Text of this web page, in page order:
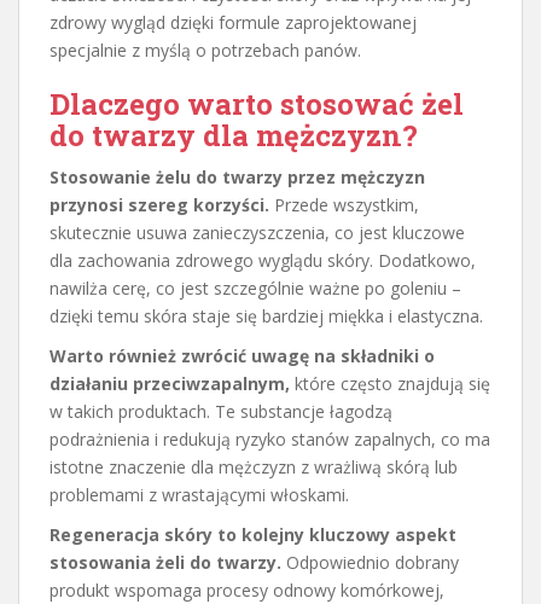
zdrowy wygląd dzięki formule zaprojektowanej
specjalnie z myślą o potrzebach panów.
Dlaczego warto stosować żel
do twarzy dla mężczyzn?
Stosowanie żelu do twarzy przez mężczyzn
przynosi szereg korzyści. Przede wszystkim,
skutecznie usuwa zanieczyszczenia, co jest kluczowe
dla zachowania zdrowego wyglądu skóry. Dodatkowo,
nawilża cerę, co jest szczególnie ważne po goleniu –
dzięki temu skóra staje się bardziej miękka i elastyczna.
Warto również zwrócić uwagę na składniki o
działaniu przeciwzapalnym, które często znajdują się
w takich produktach. Te substancje łagodzą
podrażnienia i redukują ryzyko stanów zapalnych, co ma
istotne znaczenie dla mężczyzn z wrażliwą skórą lub
problemami z wrastającymi włoskami.
Regeneracja skóry to kolejny kluczowy aspekt
stosowania żeli do twarzy. Odpowiednio dobrany
produkt wspomaga procesy odnowy komórkowej,